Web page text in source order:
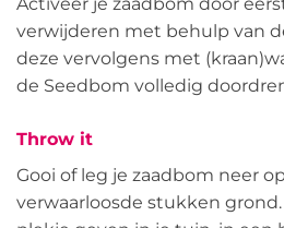
verwijderen met behulp van
deze vervolgens met
de Seedbom volledig
Throw it
Gooi of leg je zaadbom neer
verwaarloosde stukken